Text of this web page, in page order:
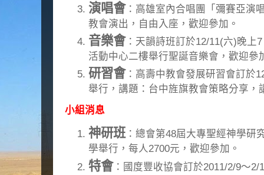
演唱會 ：高雄室內合唱團「彌賽亞演
教會演出，自由入座，歡迎參加。
音樂會 ：天韻詩班訂於12/11(六)晚上
活動中心二樓舉行聖誕音樂會，歡迎參
研習會 ：高壽中教會發展研習會訂於
舉行，講題：台中旌旗教會策略分享，
小組消息
神研班：總會第48屆大專聖經神學研
學舉行，每人2700元，歡迎參加。
特會 ：國度豐收協會訂於2011/2/9～